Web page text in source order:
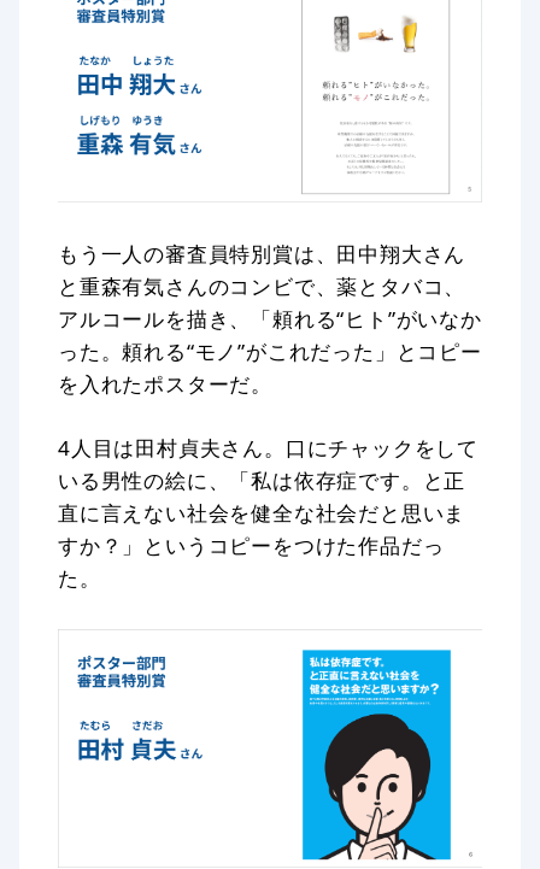
もう一人の審査員特別賞は、田中翔大さん
と重森有気さんのコンビで、薬とタバコ、
アルコールを描き、「頼れる“ヒト”がいなか
った。頼れる“モノ”がこれだった」とコピー
を入れたポスターだ。
4人目は田村貞夫さん。口にチャックをして
いる男性の絵に、「私は依存症です。と正
直に言えない社会を健全な社会だと思いま
すか？」というコピーをつけた作品だっ
た。